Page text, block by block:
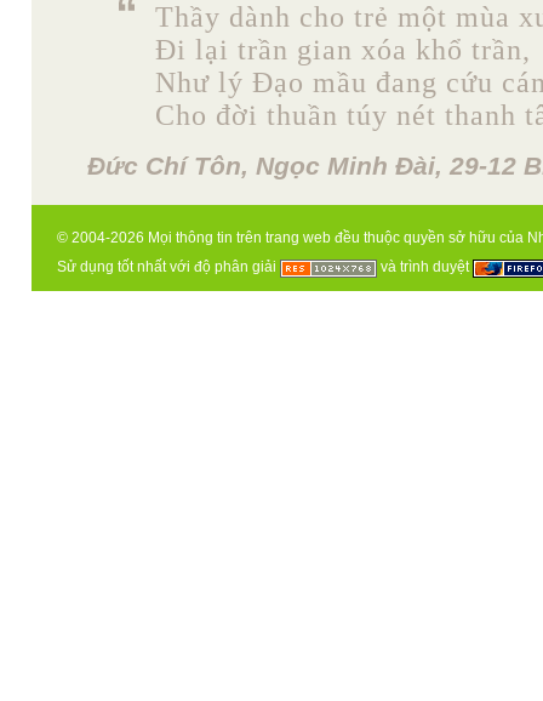
Thầy dành cho trẻ một mùa
Đi lại trần gian xóa khổ trần,
Như lý Đạo mầu đang cứu
Cho đời thuần túy nét thanh
Đức Chí Tôn, Ngọc Minh Đài, 29-12
© 2004-2026 Mọi thông tin trên trang web đều thuộc quyền sở hữu của
Sử dụng tốt nhất với độ phân giải
và trình duyệt